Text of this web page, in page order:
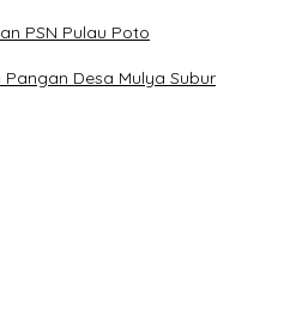
PSN Pulau Poto
Desa Mulya Subur